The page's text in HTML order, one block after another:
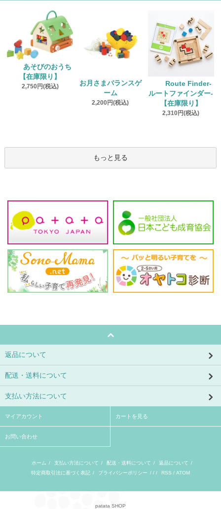
あそびのおうち
【在庫限り】
2,750円(税込)
お月さまバランスゲ
ーム
2,200円(税込)
Route Finder‐
ルートファインダー‐
【在庫限り】
2,310円(税込)
もっと見る
返品について
配送・送料について
支払い方法について
マイアカウント カートを見る
お問い合わせ
ホーム / 支払い方法について / 配送・送料について / 返品について /
特定商取引法に基づく表記 / プライバシーポリシー / / / RSS / ATOM
patata SHOP